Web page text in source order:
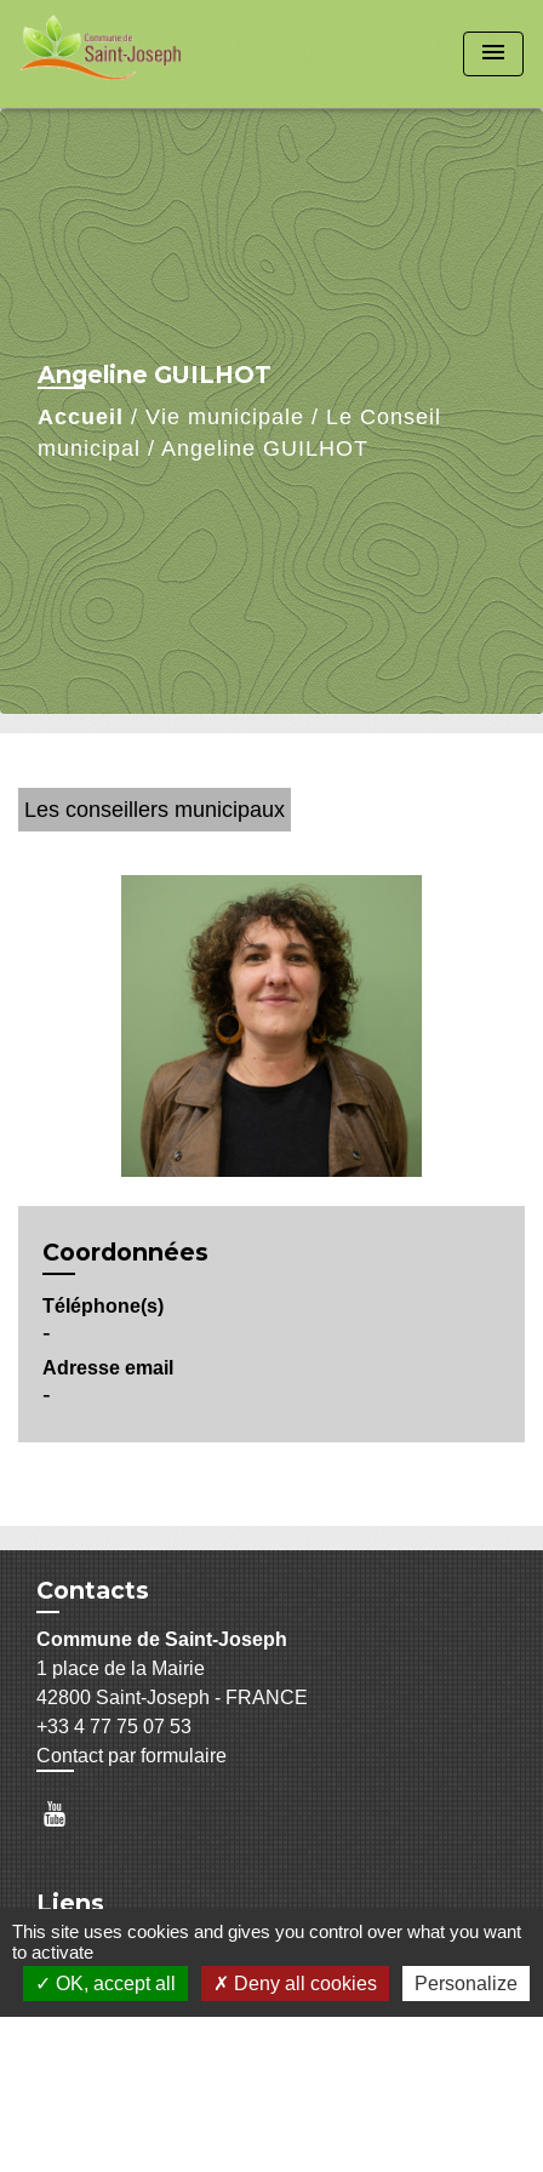
menu
Angeline GUILHOT
Accueil / Vie municipale / Le Conseil
municipal / Angeline GUILHOT
Les conseillers municipaux
Coordonnées
Téléphone(s)
-
Adresse email
-
Contacts
Commune de Saint-Joseph
1 place de la Mairie
42800 Saint-Joseph - FRANCE
+33 4 77 75 07 53
Contact par formulaire
Liens
Centre nautique
Saint-Etienne Métropole
This site uses cookies and gives you control over what you want
to activate
OK, accept all
Deny all cookies Personalize